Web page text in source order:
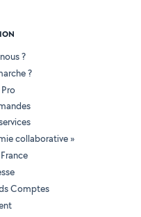
?
?
collaborative »
Comptes